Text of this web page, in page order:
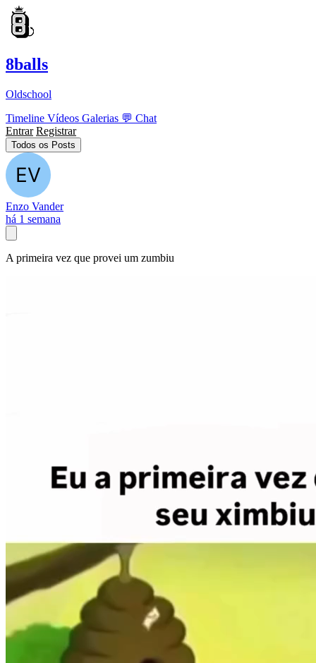
8balls
Oldschool
Timeline Vídeos Galerias 💬 Chat
Entrar Registrar
Todos os Posts
Enzo Vander
há 1 semana
A primeira vez que provei um zumbiu